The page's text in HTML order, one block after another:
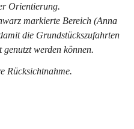
Orientierung.
markierte Bereich (Anna
die Grundstückszufahrten
werden können.
Rücksichtnahme.